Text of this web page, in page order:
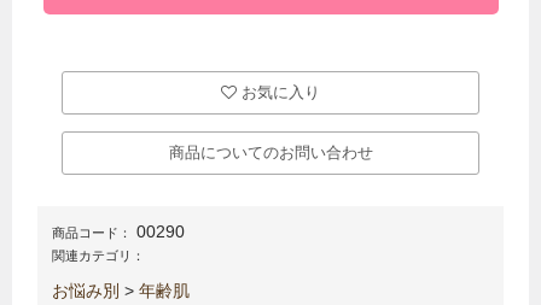
お気に入り
商品についてのお問い合わせ
商品コード： 00290
関連カテゴリ：
お悩み別 > 年齢肌